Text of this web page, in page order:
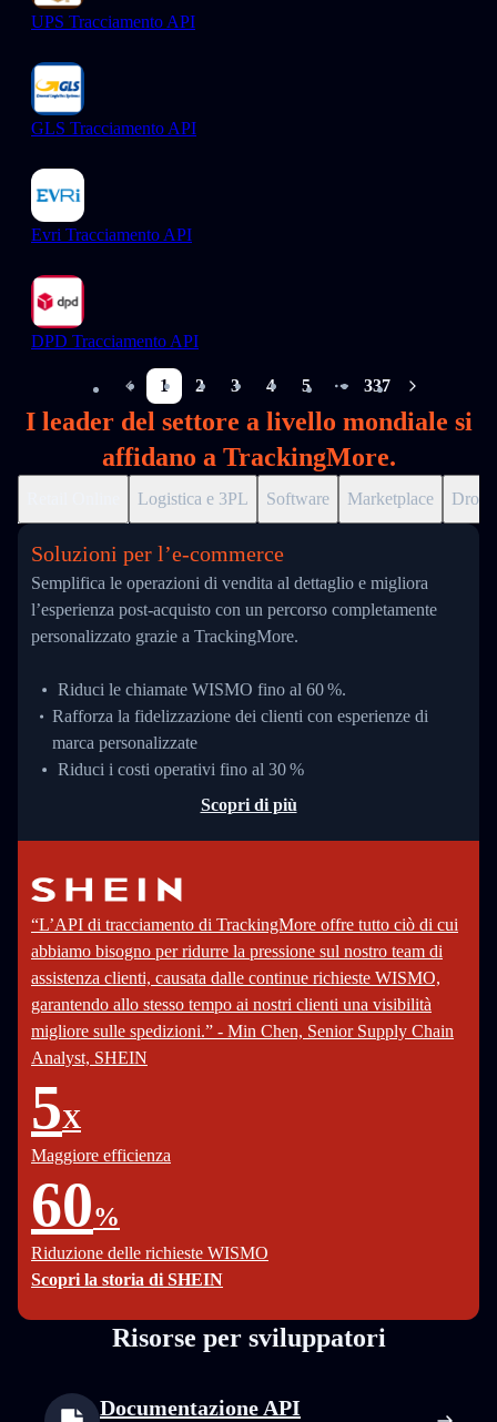
UPS Tracciamento API
GLS Tracciamento API
Evri Tracciamento API
DPD Tracciamento API
1 2 3 4 5
More pages
337
I leader del settore a livello mondiale si
affidano a TrackingMore.
Logistica e 3PL Software Marketplace
Soluzioni per l’e‑commerce
Semplifica le operazioni di vendita al dettaglio e migliora
l’esperienza post-acquisto con un percorso completamente
personalizzato grazie a TrackingMore.
Riduci le chiamate WISMO fino al 60 %.
Rafforza la fidelizzazione dei clienti con esperienze di
marca personalizzate
Riduci i costi operativi fino al 30 %
Scopri di più
“L’API di tracciamento di TrackingMore offre tutto ciò di cui
abbiamo bisogno per ridurre la pressione sul nostro team di
assistenza clienti, causata dalle continue richieste WISMO,
garantendo allo stesso tempo ai nostri clienti una visibilità
migliore sulle spedizioni.” - Min Chen, Senior Supply Chain
Analyst, SHEIN
5X
Maggiore efficienza
60%
Riduzione delle richieste WISMO
Scopri la storia di SHEIN
Risorse per sviluppatori
Documentazione API